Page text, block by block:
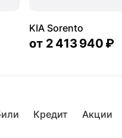
KIA Sorento
от 2 413 940 ₽
Кредит Акции